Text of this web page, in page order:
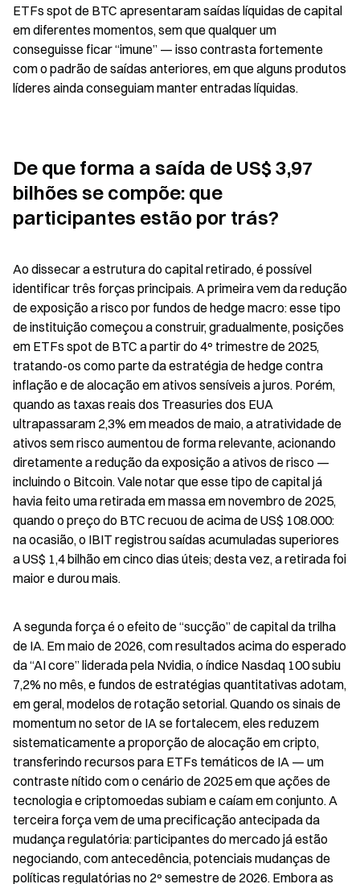
ETFs spot de BTC apresentaram saídas líquidas de capital
em diferentes momentos, sem que qualquer um
conseguisse ficar “imune” — isso contrasta fortemente
com o padrão de saídas anteriores, em que alguns produtos
líderes ainda conseguiam manter entradas líquidas.
De que forma a saída de US$ 3,97
bilhões se compõe: que
participantes estão por trás?
Ao dissecar a estrutura do capital retirado, é possível
identificar três forças principais. A primeira vem da redução
de exposição a risco por fundos de hedge macro: esse tipo
de instituição começou a construir, gradualmente, posições
em ETFs spot de BTC a partir do 4º trimestre de 2025,
tratando-os como parte da estratégia de hedge contra
inflação e de alocação em ativos sensíveis a juros. Porém,
quando as taxas reais dos Treasuries dos EUA
ultrapassaram 2,3% em meados de maio, a atratividade de
ativos sem risco aumentou de forma relevante, acionando
diretamente a redução da exposição a ativos de risco —
incluindo o Bitcoin. Vale notar que esse tipo de capital já
havia feito uma retirada em massa em novembro de 2025,
quando o preço do BTC recuou de acima de US$ 108.000:
na ocasião, o IBIT registrou saídas acumuladas superiores
a US$ 1,4 bilhão em cinco dias úteis; desta vez, a retirada foi
maior e durou mais.
A segunda força é o efeito de “sucção” de capital da trilha
de IA. Em maio de 2026, com resultados acima do esperado
da “AI core” liderada pela Nvidia, o índice Nasdaq 100 subiu
7,2% no mês, e fundos de estratégias quantitativas adotam,
em geral, modelos de rotação setorial. Quando os sinais de
momentum no setor de IA se fortalecem, eles reduzem
sistematicamente a proporção de alocação em cripto,
transferindo recursos para ETFs temáticos de IA — um
contraste nítido com o cenário de 2025 em que ações de
tecnologia e criptomoedas subiam e caíam em conjunto. A
terceira força vem de uma precificação antecipada da
mudança regulatória: participantes do mercado já estão
negociando, com antecedência, potenciais mudanças de
políticas regulatórias no 2º semestre de 2026. Embora as